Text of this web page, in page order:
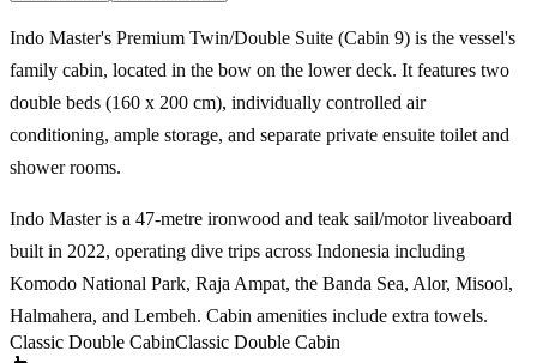
Indo Master's Premium Twin/Double Suite (Cabin 9) is the vessel's
family cabin, located in the bow on the lower deck. It features two
double beds (160 x 200 cm), individually controlled air
conditioning, ample storage, and separate private ensuite toilet and
shower rooms.
Indo Master is a 47-metre ironwood and teak sail/motor liveaboard
built in 2022, operating dive trips across Indonesia including
Komodo National Park, Raja Ampat, the Banda Sea, Alor, Misool,
Halmahera, and Lembeh. Cabin amenities include extra towels.
Classic Double CabinClassic Double Cabin